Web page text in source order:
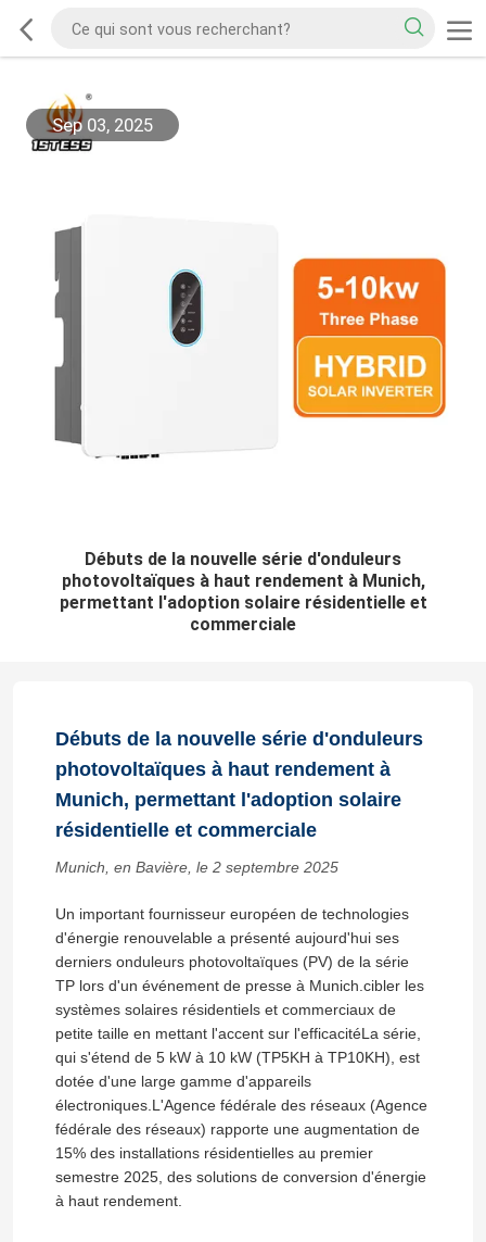
Sep 03, 2025
Débuts de la nouvelle série d'onduleurs
photovoltaïques à haut rendement à Munich,
permettant l'adoption solaire résidentielle et
commerciale
Débuts de la nouvelle série d'onduleurs
photovoltaïques à haut rendement à
Munich, permettant l'adoption solaire
résidentielle et commerciale
Munich, en Bavière, le 2 septembre 2025
Un important fournisseur européen de technologies
d'énergie renouvelable a présenté aujourd'hui ses
derniers onduleurs photovoltaïques (PV) de la série
TP lors d'un événement de presse à Munich.cibler les
systèmes solaires résidentiels et commerciaux de
petite taille en mettant l'accent sur l'efficacitéLa série,
qui s'étend de 5 kW à 10 kW (TP5KH à TP10KH), est
dotée d'une large gamme d'appareils
électroniques.L'Agence fédérale des réseaux (Agence
fédérale des réseaux) rapporte une augmentation de
15% des installations résidentielles au premier
semestre 2025, des solutions de conversion d'énergie
à haut rendement.